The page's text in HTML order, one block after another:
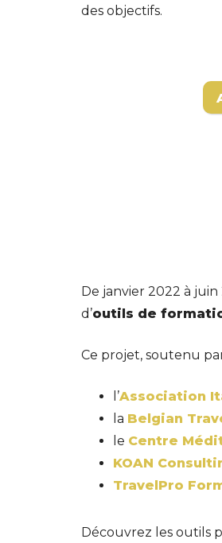
des objectifs.
De janvier 2022 à
d’outils de
Ce projet, soutenu
l’Association
la Belgian
le Centre
KOAN
TravelPro
Découvrez les outils